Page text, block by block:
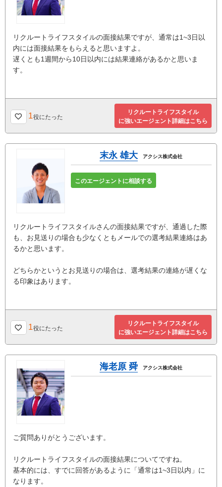
リクルートライフスタイルの面接結果ですが、通常は1~3日以
内には面接結果をもらえると思いますよ。
遅くとも1週間から10日以内には結果連絡があるかと思いま
す。
1役にたった
リクルートライフスタイル
に強いエージェント詳細はこちら
末永 雄大 アクシス株式会社
このエージェントに相談する
リクルートライフスタイルさんの面接結果ですが、通過した際
も、お見送りの場合も少なくともメールでの選考結果連絡はあ
るかと思います。
どちらかというとお見送りの場合は、選考結果の連絡が遅くな
る印象はあります。
1役にたった
リクルートライフスタイル
に強いエージェント詳細はこちら
海老原 舜 アクシス株式会社
ご質問ありがとうございます。
リクルートライフスタイルの面接結果についてですね。
基本的には、すでに回答があるように「通常は1~3日以内」に
なります。